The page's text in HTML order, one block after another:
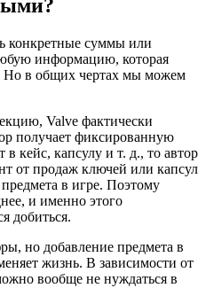
конкретные суммы или
информацию, которая
Но в общих чертах мы можем
Valve фактически
получает фиксированную
кейс, капсулу и т. д., то автор
от продаж ключей или капсул
в игре. Поэтому
и именно этого
добиться.
но добавление предмета в
жизнь. В зависимости от
вообще не нуждаться в